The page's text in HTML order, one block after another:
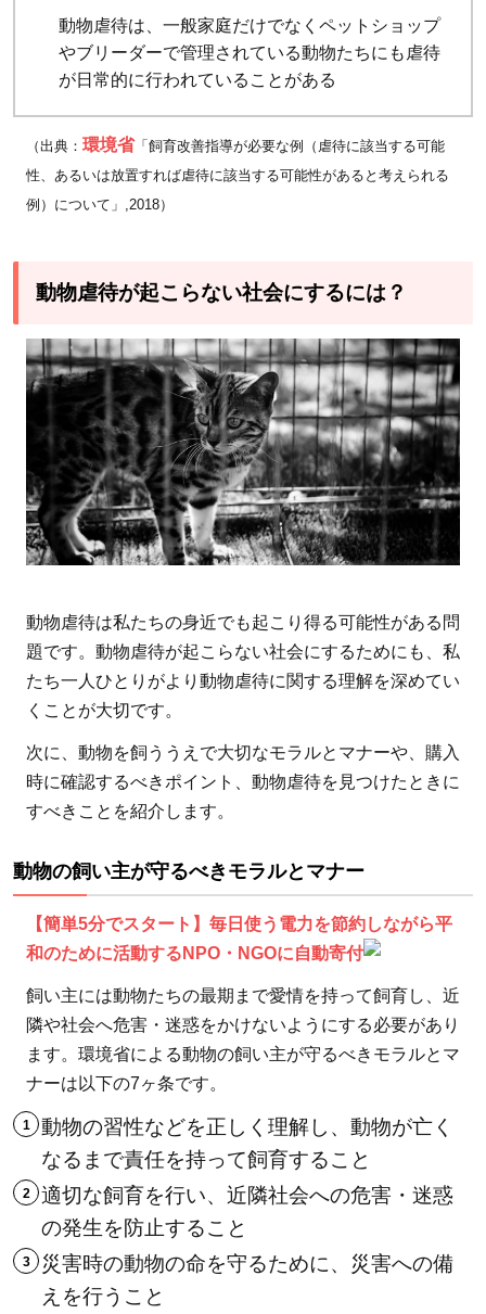
ト
4.3
公益
法人
どう
ぶつ
基
護・
妊・
啓発
を通
じて
殺処
分さ
れる
猫を
す
4.4
特定
非営
動法
人
犬猫
しご
救援
隊：
行き
場の
ない
犬猫
専用
の
「終
生飼
養ホ
ー
ム」
を運
営
動物虐待は、一般家庭だけでなくペットショップ
やブリーダーで管理されている動物たちにも虐待
が日常的に行われていることがある
（出典： 環境省「飼育改善指導が必要な例（虐待に該当する可能
性、あるいは放置すれば虐待に該当する可能性があると考えられる
例）について」,2018）
動物虐待が起こらない社会にするには？
動物虐待は私たちの身近でも起こり得る可能性がある問
題です。動物虐待が起こらない社会にするためにも、私
たち一人ひとりがより動物虐待に関する理解を深めてい
くことが大切です。
次に、動物を飼ううえで大切なモラルとマナーや、購入
時に確認するべきポイント、動物虐待を見つけたときに
すべきことを紹介します。
動物の飼い主が守るべきモラルとマナー
【簡単5分でスタート】毎日使う電力を節約しながら平
和のために活動するNPO・NGOに自動寄付
飼い主には動物たちの最期まで愛情を持って飼育し、近
隣や社会へ危害・迷惑をかけないようにする必要があり
ます。環境省による動物の飼い主が守るべきモラルとマ
ナーは以下の7ヶ条です。
動物の習性などを正しく理解し、動物が亡く
なるまで責任を持って飼育すること
適切な飼育を行い、近隣社会への危害・迷惑
の発生を防止すること
災害時の動物の命を守るために、災害への備
えを行うこと